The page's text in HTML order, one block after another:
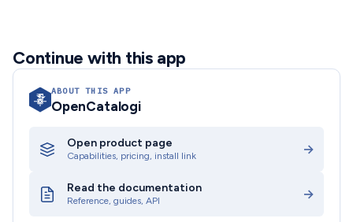
Continue with this app
ABOUT THIS APP
OpenCatalogi
Open product page
Capabilities, pricing, install link →
Read the documentation
Reference, guides, API →